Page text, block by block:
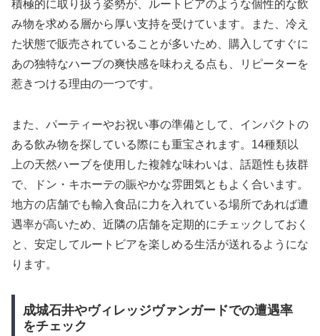
積極的に取り扱う姿勢が、ルートビアのような個性的な飲
み物を求める層から厚い支持を受けています。また、冷え
た状態で販売されていることが多いため、購入してすぐに
あの独特なハーブの爽快感を味わえる点も、リピーターを
惹きつける理由の一つです。
また、パーティーやお祝い事の準備として、インパクトの
ある飲み物を探している際にも重宝されます。14種類以
上の天然ハーブを使用した複雑な味わいは、話題性も抜群
で、ドン・キホーテの賑やかな雰囲気ともよく合います。
地方の店舗でも輸入食品に力を入れている場所であれば遭
遇率が高いため、近隣の店舗を定期的にチェックしておく
と、安定してルートビアを楽しめる生活が送れるようにな
ります。
成城石井やヴィレッジヴァンガードでの遭遇率
をチェック